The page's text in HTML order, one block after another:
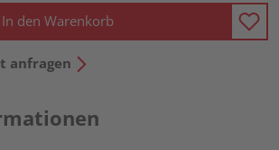
In den Warenkorb
anfragen